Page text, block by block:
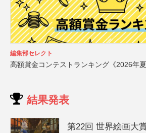
編集部セレクト
高額賞金コンテストランキング《2026年夏
結果発表
第22回 世界絵画大